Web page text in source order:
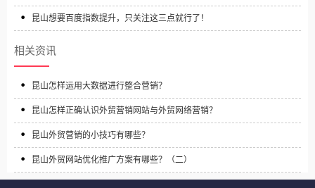
昆山想要百度指数提升，只关注这三点就行了！
相关资讯
昆山怎样运用大数据进行整合营销？
昆山怎样正确认识外贸营销网站与外贸网络营销？
昆山外贸营销的小技巧有哪些？
昆山外贸网站优化推广方案有哪些？（二）